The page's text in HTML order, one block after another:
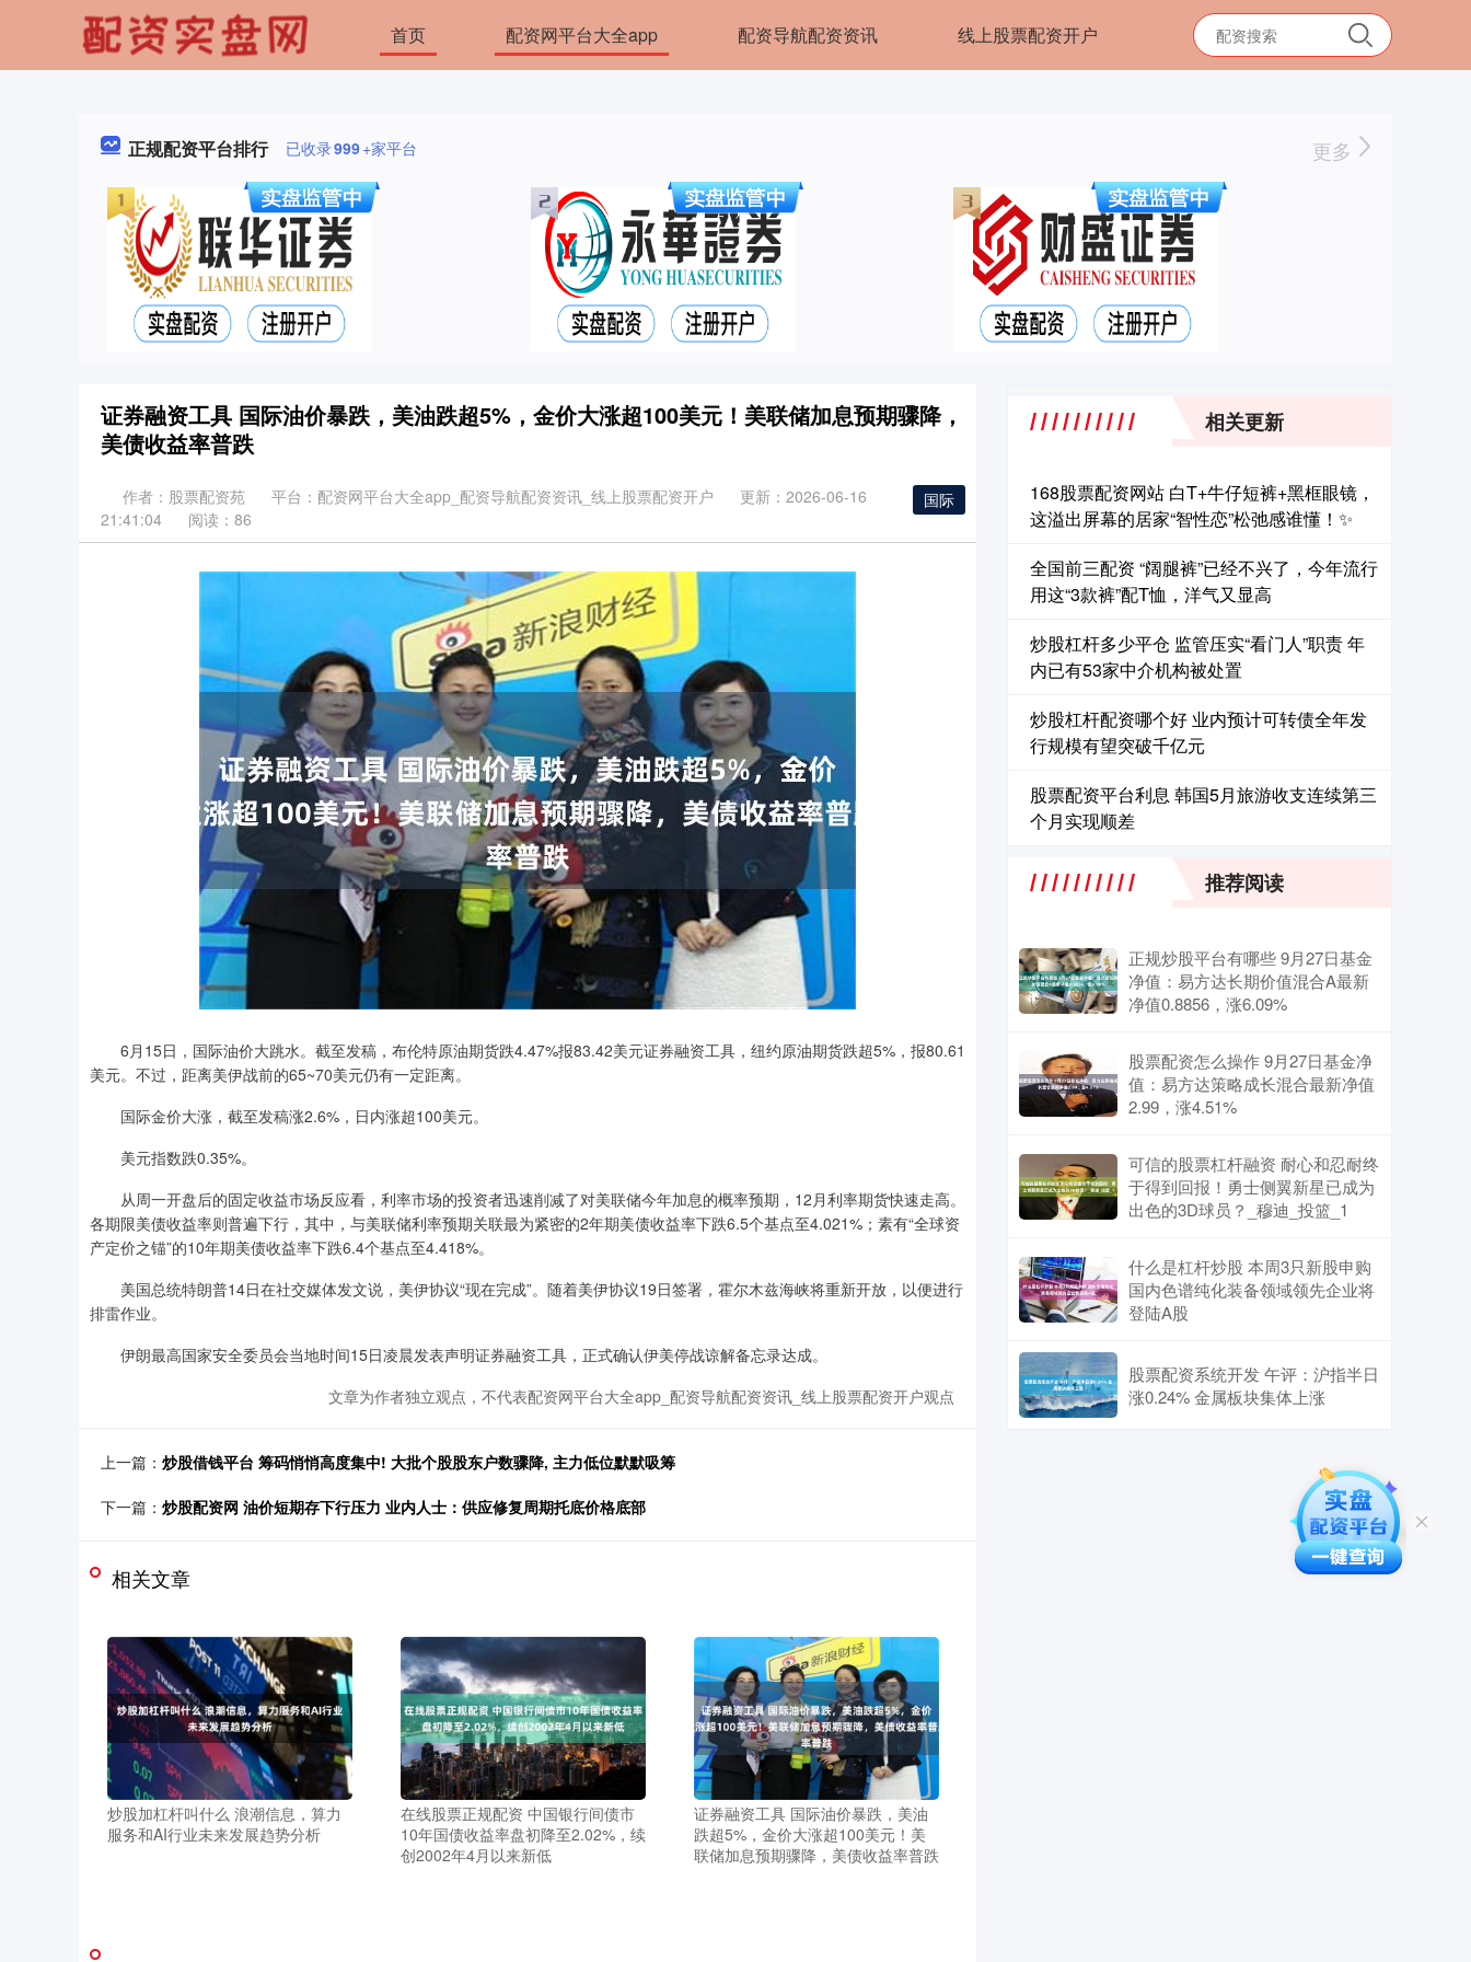
首页 配资网平台大全app 配资导航配资资讯 线上股票配资开户
正规配资平台排行 已收录999+家平台 更多
证券融资工具 国际油价暴跌，美油跌超5%，金价大涨超100美元！美联储加息预期骤降，
美债收益率普跌
国际
作者：股票配资苑 平台：配资网平台大全app_配资导航配资资讯_线上股票配资开户
更新：2026-06-16
21:41:04
阅读：86
6月15日，国际油价大跳水。截至发稿，布伦特原油期货跌4.47%报83.42美元证券融资工具，纽约原油期货跌超5%，报80.61
美元。不过，距离美伊战前的65~70美元仍有一定距离。
国际金价大涨，截至发稿涨2.6%，日内涨超100美元。
美元指数跌0.35%。
从周一开盘后的固定收益市场反应看，利率市场的投资者迅速削减了对美联储今年加息的概率预期，12月利率期货快速走高。
各期限美债收益率则普遍下行，其中，与美联储利率预期关联最为紧密的2年期美债收益率下跌6.5个基点至4.021%；素有“全球资
产定价之锚”的10年期美债收益率下跌6.4个基点至4.418%。
美国总统特朗普14日在社交媒体发文说，美伊协议“现在完成”。随着美伊协议19日签署，霍尔木兹海峡将重新开放，以便进行
排雷作业。
伊朗最高国家安全委员会当地时间15日凌晨发表声明证券融资工具，正式确认伊美停战谅解备忘录达成。
文章为作者独立观点，不代表配资网平台大全app_配资导航配资资讯_线上股票配资开户观点
上一篇： 炒股借钱平台 筹码悄悄高度集中! 大批个股股东户数骤降, 主力低位默默吸筹
下一篇： 炒股配资网 油价短期存下行压力 业内人士：供应修复周期托底价格底部
相关文章
炒股加杠杆叫什么 浪潮信息，算力
服务和AI行业未来发展趋势分析
在线股票正规配资 中国银行间债市
10年国债收益率盘初降至2.02%，续
创2002年4月以来新低
证券融资工具 国际油价暴跌，美油
跌超5%，金价大涨超100美元！美
联储加息预期骤降，美债收益率普跌
相关更新
168股票配资网站 白T+牛仔短裤+黑框眼镜，
这溢出屏幕的居家“智性恋”松弛感谁懂！✨
全国前三配资 “阔腿裤”已经不兴了，今年流行
用这“3款裤”配T恤，洋气又显高
炒股杠杆多少平仓 监管压实“看门人”职责 年
内已有53家中介机构被处置
炒股杠杆配资哪个好 业内预计可转债全年发
行规模有望突破千亿元
股票配资平台利息 韩国5月旅游收支连续第三
个月实现顺差
推荐阅读
正规炒股平台有哪些 9月27日基金
净值：易方达长期价值混合A最新
净值0.8856，涨6.09%
股票配资怎么操作 9月27日基金净
值：易方达策略成长混合最新净值
2.99，涨4.51%
可信的股票杠杆融资 耐心和忍耐终
于得到回报！勇士侧翼新星已成为
出色的3D球员？_穆迪_投篮_1
什么是杠杆炒股 本周3只新股申购
国内色谱纯化装备领域领先企业将
登陆A股
股票配资系统开发 午评：沪指半日
涨0.24% 金属板块集体上涨